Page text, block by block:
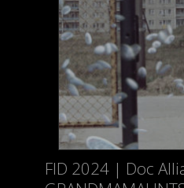
FID 2024 | Doc